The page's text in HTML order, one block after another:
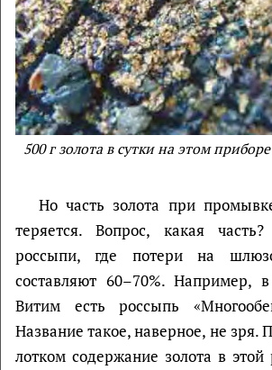
500 г золота в сутки на этом
Но часть золота при
теряется. Вопрос, какая
россыпи, где потери на
составляют 60–70%. Например,
Витим есть россыпь
Название такое, наверное, не зря.
лотком содержание золота в